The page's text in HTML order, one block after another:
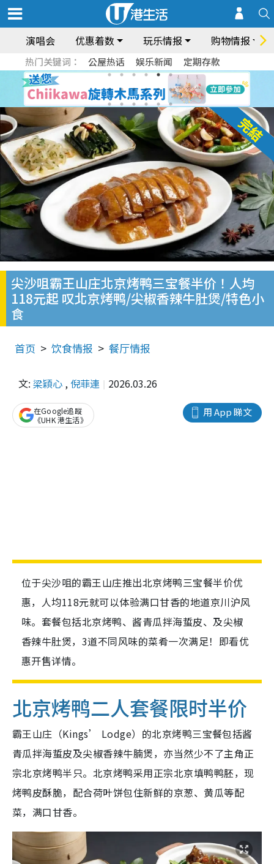
演唱会 优惠着数 玩乐情报 购物情报
热门关键词： 公屋热话 娱乐新闻 定期存款
尖沙咀霸王山庄北京烤鸭三宝餐半价！人均
118元起 叹北京烤鸭/尖椒香辣牛肚煲/特色小
食
首页 饮食情报 餐厅情报
文: 梁穎心 , 倪菲連 2026.03.26
用 App 睇文
在Google追蹤
《UHK 港生活》
位于尖沙咀的霸王山庄推出北京烤鸭三宝餐半价优
惠，人均118元就可以体验满口甘香的地道京川沪风
味。套餐包括北京烤鸭、酱青瓜拌海蜇皮、及尖椒
香辣牛肚煲，3道不同风味的菜肴一次满足！即看优
惠开售详情。
北京烤鸭二人套餐限时半价
霸王山庄（Kings’ Lodge）的北京烤鸭三宝餐包括酱
青瓜拌海蜇皮及尖椒香辣牛腩煲，亦当然少不了主角正
宗北京烤鸭半只。北京烤鸭采用正宗北京填鸭鸭胚，现
烤鸭皮酥脆，配合荷叶饼包住新鲜的京葱、 黄瓜等配
菜，满口甘香。